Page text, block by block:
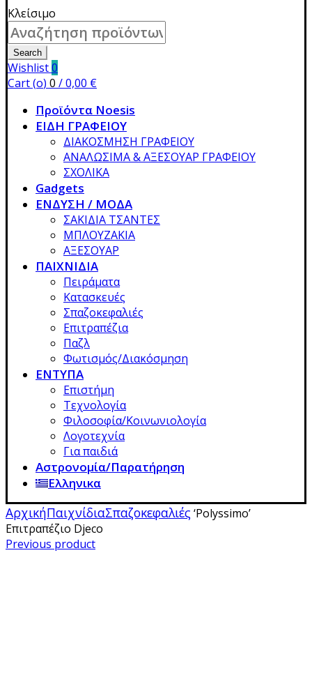
Κλείσιμο
Search
for:
Search
Wishlist0
Cart (o) 0 /0,00 €
Προϊόντα Noesis
ΕΙΔΗ ΓΡΑΦΕΙΟΥ
ΔΙΑΚΟΣΜΗΣΗ ΓΡΑΦΕΙΟΥ
ΑΝΑΛΩΣΙΜΑ & ΑΞΕΣΟΥΑΡ ΓΡΑΦΕΙΟΥ
ΣΧΟΛΙΚΑ
Gadgets
ΕΝΔΥΣΗ / ΜΟΔΑ
ΣΑΚΙΔΙΑ ΤΣΑΝΤΕΣ
ΜΠΛΟΥΖΑΚΙΑ
ΑΞΕΣΟΥΑΡ
ΠΑΙΧΝΙΔΙΑ
Πειράματα
Κατασκευές
Σπαζοκεφαλιές
Επιτραπέζια
Παζλ
Φωτισμός/Διακόσμηση
ΕΝΤΥΠΑ
Επιστήμη
Τεχνολογία
Φιλοσοφία/Κοινωνιολογία
Λογοτεχνία
Για παιδιά
Αστρονομία/Παρατήρηση
Ελληνικα
ΑρχικήΠαιχνίδιαΣπαζοκεφαλιές ‘Polyssimo’
Επιτραπέζιο Djeco
Previous product